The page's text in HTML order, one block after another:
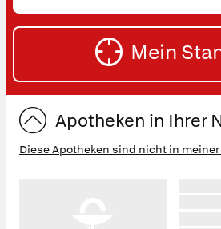
oder
Straße
Mein
Apotheken in Ihrer
Diese Apotheken sind nicht in